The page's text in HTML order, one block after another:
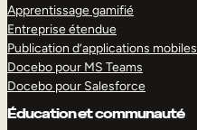
Apprentissage gamifié
Entreprise étendue
Publication d’applications mobiles
Docebo pour MS Teams
Docebo pour Salesforce
Éducation et communauté